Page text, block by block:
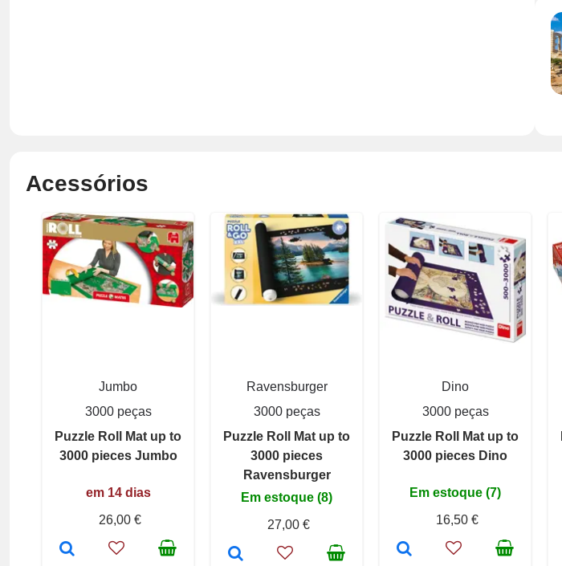
Acessórios
Jumbo
3000 peças
Puzzle Roll Mat up to
3000 pieces Jumbo
em 14 dias
26,00 €
Ravensburger
3000 peças
Puzzle Roll Mat up to
3000 pieces
Ravensburger
Em estoque (8)
27,00 €
Dino
3000 peças
Puzzle Roll Mat up to
3000 pieces Dino
Em estoque (7)
16,50 €